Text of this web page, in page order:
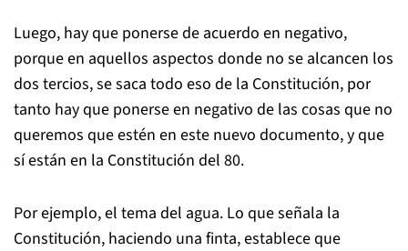
Luego, hay que ponerse de acuerdo en negativo,
porque en aquellos aspectos donde no se alcancen los
dos tercios, se saca todo eso de la Constitución, por
tanto hay que ponerse en negativo de las cosas que no
queremos que estén en este nuevo documento, y que
sí están en la Constitución del 80.
Por ejemplo, el tema del agua. Lo que señala la
Constitución, haciendo una finta, establece que